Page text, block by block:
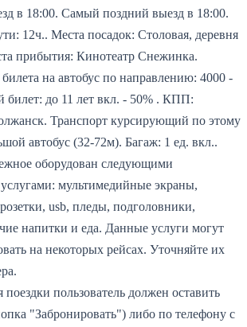
в 18:00. Самый поздний выезд в 18:00.
12ч.. Места посадок: Столовая, деревня
прибытия: Кинотеатр Снежинка.
на автобус по направлению: 4000 -
билет: до 11 лет вкл. - 50% . КПП:
Транспорт курсирующий по этому
автобус (32-72м). Багаж: 1 ед. вкл..
оборудован следующими
мультимедийные экраны,
usb, пледы, подголовники,
напитки и еда. Данные услуги могут
на некоторых рейсах. Уточняйте их
пользователь должен оставить
"Забронировать") либо по телефону с